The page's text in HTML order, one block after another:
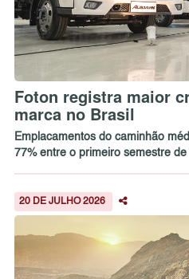
Foton registra maior
marca no Brasil
Emplacamentos do caminhão
77% entre o primeiro semestre
20 DE JULHO 2026